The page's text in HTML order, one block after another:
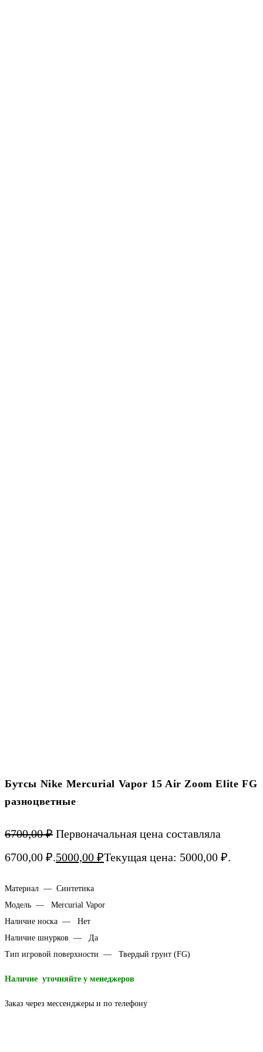
Бутсы Nike Mercurial Vapor 15 Air Zoom Elite FG
разноцветные
6700,00₽ Первоначальная цена составляла
6700,00 ₽.5000,00 ₽Текущая цена: 5000,00 ₽.
Материал — Синтетика
Модель — Mercurial Vapor
Наличие носка — Нет
Наличие шнурков — Да
Тип игровой поверхности — Твердый грунт (FG)
Наличие уточняйте у менеджеров
Заказ через мессенджеры и по телефону